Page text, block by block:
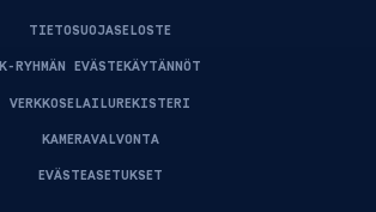
TIETOSUOJASELOSTE
K-RYHMÄN EVÄSTEKÄYTÄNNÖT
VERKKOSELAILUREKISTERI
KAMERAVALVONTA
EVÄSTEASETUKSET